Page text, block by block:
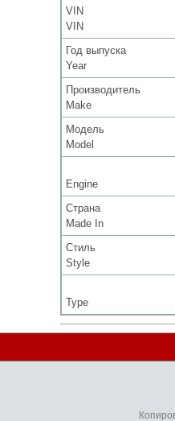
VIN
VIN
Год выпуска
Year
Производитель
Make
Модель
Model
Engine
Страна
Made In
Стиль
Style
Type